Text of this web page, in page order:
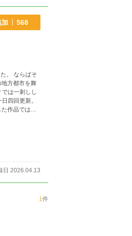
568
。 ならばそ
地方都市を舞
四回更新。
作品ではあ
日 2026.04.13
1件